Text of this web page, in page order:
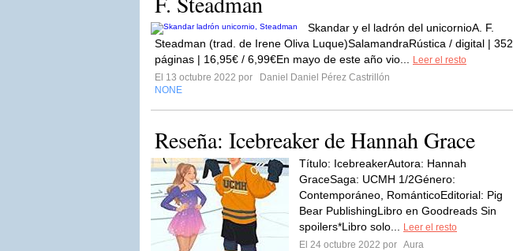
Skandar y el ladrón del unicornioA. F.
Steadman (trad. de Irene Oliva Luque)SalamandraRústica / digital | 352
páginas | 16,95€ / 6,99€En mayo de este año vio...
Leer el resto
El 13 octubre 2022 por
Daniel Daniel Pérez Castrillón
NONE
Reseña: Icebreaker de Hannah Grace
Título: IcebreakerAutora: Hannah
GraceSaga: UCMH 1/2Género:
Contemporáneo, RománticoEditorial: Pig
Bear PublishingLibro en Goodreads Sin
spoilers*Libro solo...
Leer el resto
El 24 octubre 2022 por Aura